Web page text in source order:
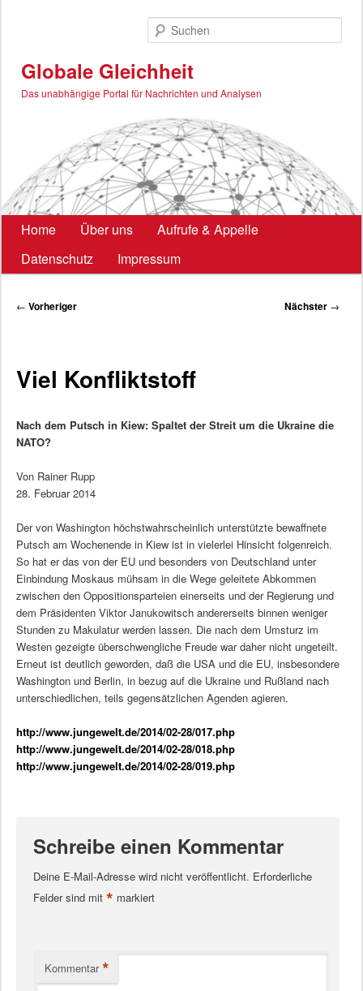
Globale Gleichheit
Das unabhängige Portal für Nachrichten und Analysen
Hauptmenü
Home Über uns
Aufrufe & Appelle
Datenschutz
Impressum
Beitragsnavigation
← Vorheriger Nächster →
Viel Konfliktstoff
Nach dem Putsch in Kiew: Spaltet der Streit um die Ukraine die
NATO?
Von Rainer Rupp
28. Februar 2014
Der von Washington höchstwahrscheinlich unterstützte bewaffnete
Putsch am Wochenende in Kiew ist in vielerlei Hinsicht folgenreich.
So hat er das von der EU und besonders von Deutschland unter
Einbindung Moskaus mühsam in die Wege geleitete Abkommen
zwischen den Oppositionsparteien einerseits und der Regierung und
dem Präsidenten Viktor Janukowitsch andererseits binnen weniger
Stunden zu Makulatur werden lassen. Die nach dem Umsturz im
Westen gezeigte überschwengliche Freude war daher nicht ungeteilt.
Erneut ist deutlich geworden, daß die USA und die EU, insbesondere
Washington und Berlin, in bezug auf die Ukraine und Rußland nach
unterschiedlichen, teils gegensätzlichen Agenden agieren.
http://www.jungewelt.de/2014/02-28/017.php
http://www.jungewelt.de/2014/02-28/018.php
http://www.jungewelt.de/2014/02-28/019.php
Schreibe einen Kommentar
Deine E-Mail-Adresse wird nicht veröffentlicht. Erforderliche
Felder sind mit * markiert
Kommentar *